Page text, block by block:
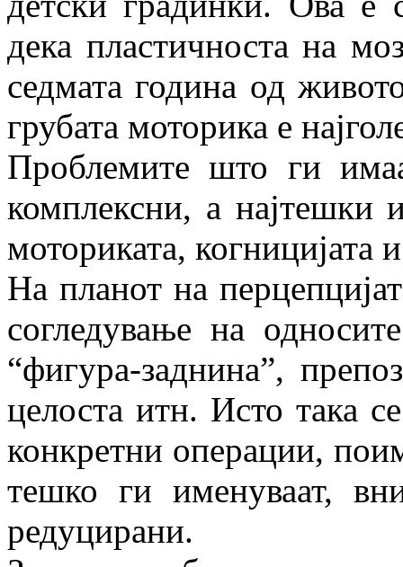
дека пластичноста на
седмата година од
грубата моторика е
Проблемите што ги
комплексни, а најтешки
моториката, когницијата
На планот на
согледување на
“фигура-заднина”,
целоста итн. Исто така
конкретни операции,
тешко ги именуваат,
редуцирани.